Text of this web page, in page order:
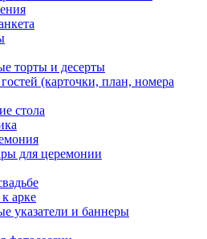
торты и десерты
гостей (карточки, план, номера
стола
для церемонии
арке
указатели и баннеры